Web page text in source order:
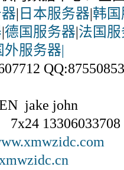
| 日本服务器|韩
|德国服务器|法国
外服务器|
jake john
13306033708